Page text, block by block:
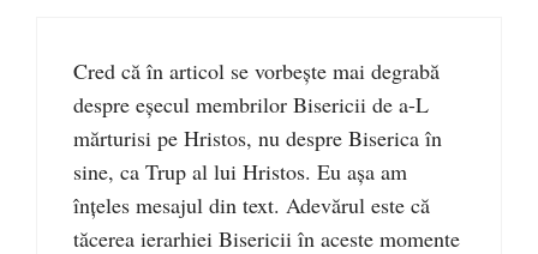
Cred că în articol se vorbește mai degrabă
despre eșecul membrilor Bisericii de a-L
mărturisi pe Hristos, nu despre Biserica în
sine, ca Trup al lui Hristos. Eu așa am
înțeles mesajul din text. Adevărul este că
tăcerea ierarhiei Bisericii în aceste momente